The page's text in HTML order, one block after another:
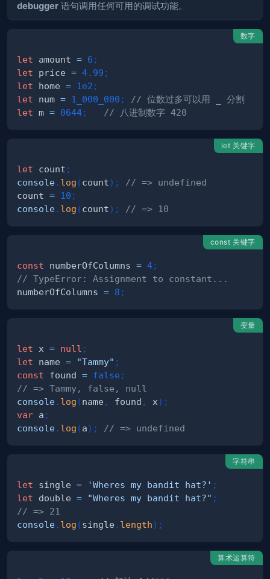
debugger 语句调用任何可用的调试功能。
数字
let amount = 6 ;
let price = 4.99 ;
let home = 1e2 ;
let num = 1_000_000 ;
// 位数过多可以用 _ 分割
let m = 0644; // 八进制数字 420
let 关键字
let count ;
console. log (count) ;
// => undefined
count = 10 ;
console. log (count) ; // => 10
const 关键字
const numberOfColumns = 4;
// TypeError: Assignment to constant...
numberOfColumns = 8 ;
变量
let x = null ;
let name = "Tammy" ;
const found = false ;
// => Tammy, false, null
console. log (name , found , x) ;
var a ;
console. log (a) ; // => undefined
字符串
let single = 'Wheres my bandit hat?' ;
let double = "Wheres my bandit hat?" ;
// => 21
console. log (single . length) ;
算术运算符